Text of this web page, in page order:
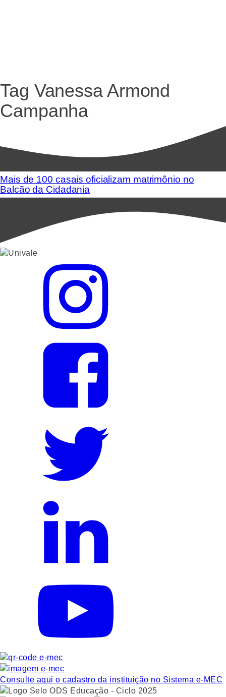
Tag Vanessa Armond
Campanha
Mais de 100 casais oficializam matrimônio no
Balcão da Cidadania
Consulte aqui o cadastro da instituição no Sistema e-MEC